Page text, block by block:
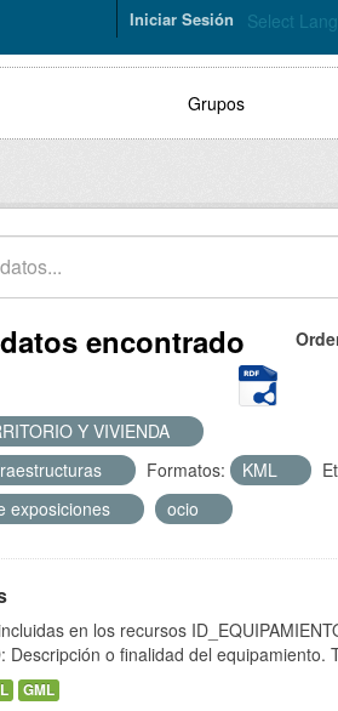
Select
Iniciar Sesión
Grupos
encontrado
Y VIVIENDA
Formatos: KML
exposiciones ocio
en los recursos
Descripción o finalidad del equipamiento.
GML